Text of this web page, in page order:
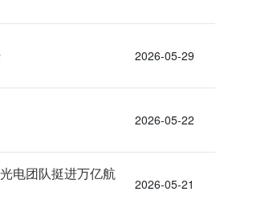
2026-05-29
2026-05-22
电团队挺进万亿航
2026-05-21